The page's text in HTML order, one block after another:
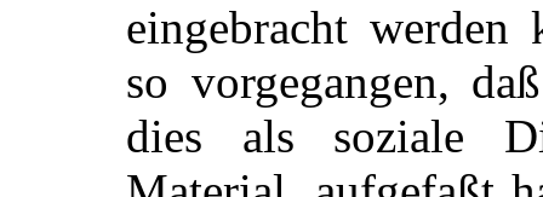
eingebracht
so vorgegangen,
dies als soziale